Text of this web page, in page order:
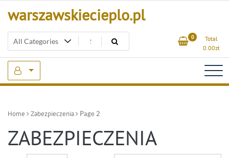
warszawskiecieplo.pl
0
Total
0.00zł
Home Zabezpieczenia Page 2
ZABEZPIECZENIA